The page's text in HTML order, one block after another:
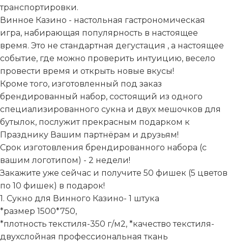
транспортировки.
Винное Казино - настольная гастрономическая
игра, набирающая популярность в настоящее
время. Это не стандартная дегустация , а настоящее
событие, где можно проверить интуицию, весело
провести время и открыть новые вкусы!
Кроме того, изготовленный под заказ
брендированный набор, состоящий из одного
специализированного сукна и двух мешочков для
бутылок, послужит прекрасным подарком к
Празднику Вашим партнёрам и друзьям!
Срок изготовления брендированного набора (с
вашим логотипом) - 2 недели!
Закажите уже сейчас и получите 50 фишек (5 цветов
по 10 фишек) в подарок!
1. Сукно для Винного Казино- 1 штука
*размер 1500*750,
*плотность текстиля-350 г/м2, *качество текстиля-
двухслойная профессиональная ткань